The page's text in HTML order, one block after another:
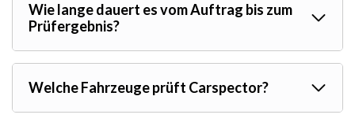
Wie lange dauert es vom Auftrag bis zum
Prüfergebnis?
Welche Fahrzeuge prüft Carspector?